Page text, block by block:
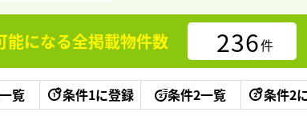
能になる全掲載物件数 236件
覧 条件1に登録 条件2一覧 条件2